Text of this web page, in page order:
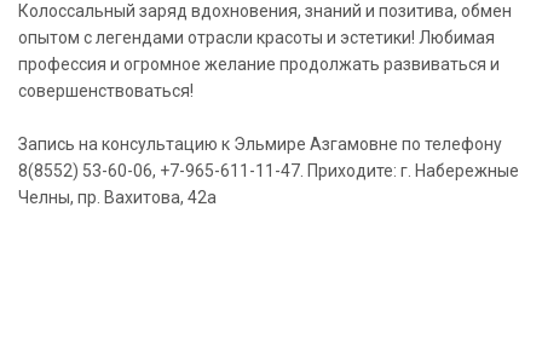
Колоссальный заряд вдохновения, знаний и позитива, обмен
опытом с легендами отрасли красоты и эстетики! Любимая
профессия и огромное желание продолжать развиваться и
совершенствоваться!
Запись на консультацию к Эльмире Азгамовне по телефону
8(8552) 53-60-06, +7-965-611-11-47. Приходите: г. Набережные
Челны, пр. Вахитова, 42а